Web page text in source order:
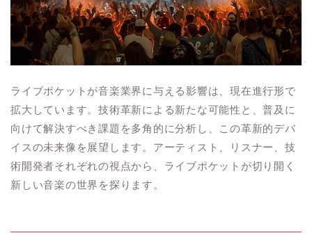
ライブポケットが音楽業界に与える影響は、現在進行形で
拡大しています。技術革新による新たな可能性と、普及に
向けて解決すべき課題を多角的に分析し、この革新的デバ
イスの未来像を展望します。アーティスト、リスナー、技
術開発者それぞれの視点から、ライブポケットが切り開く
新しい音楽の世界を探ります。